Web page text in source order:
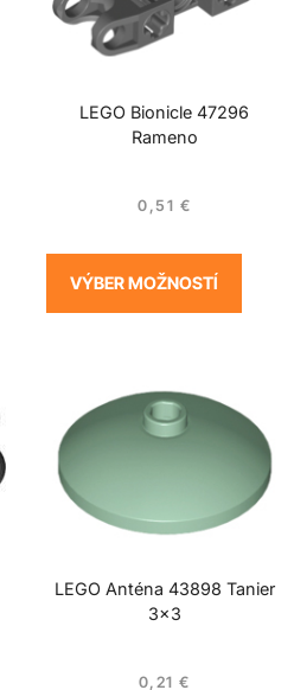
LEGO Bionicle 47296
Rameno
0,51 €
VÝBER MOŽNOSTÍ
LEGO Anténa 43898 Tanier
3×3
0,21 €